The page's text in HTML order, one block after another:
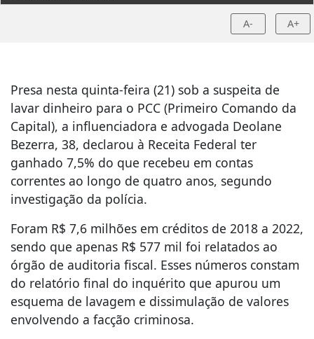
A- A+
Presa nesta quinta-feira (21) sob a suspeita de
lavar dinheiro para o PCC (Primeiro Comando da
Capital), a influenciadora e advogada Deolane
Bezerra, 38, declarou à Receita Federal ter
ganhado 7,5% do que recebeu em contas
correntes ao longo de quatro anos, segundo
investigação da polícia.
Foram R$ 7,6 milhões em créditos de 2018 a 2022,
sendo que apenas R$ 577 mil foi relatados ao
órgão de auditoria fiscal. Esses números constam
do relatório final do inquérito que apurou um
esquema de lavagem e dissimulação de valores
envolvendo a facção criminosa.